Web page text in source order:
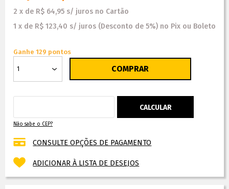
2 x de R$ 64,95 s/ juros no Cartão
1 x de R$ 123,40 s/ juros (Desconto de 5%) no Pix ou Boleto
Ganhe 129 pontos
Não sabe o CEP?
CONSULTE OPÇÕES DE PAGAMENTO
ADICIONAR À LISTA DE DESEJOS